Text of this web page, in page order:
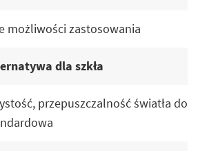
możliwości zastosowania
dla szkła
przepuszczalność światła do